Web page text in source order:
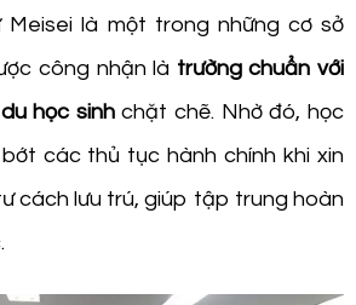
Meisei là một trong những cơ sở
công nhận là trường chuẩn với
học sinhchặt chẽ. Nhờ đó, học
các thủ tục hành chính khi xin
cách lưu trú, giúp tập trung hoàn